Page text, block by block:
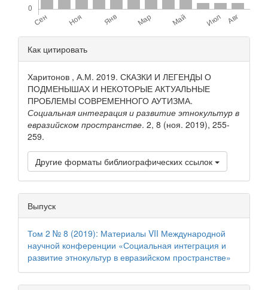
Детали
статьи
Как цитировать
Харитонов , А.М. 2019. СКАЗКИ И ЛЕГЕНДЫ О
ПОДМЕНЫШАХ И НЕКОТОРЫЕ АКТУАЛЬНЫЕ
ПРОБЛЕМЫ СОВРЕМЕННОГО АУТИЗМА.
Социальная интеграция и развитие этнокультур в
евразийском пространстве. 2, 8 (ноя. 2019), 255-
259.
Другие форматы библиографических ссылок
Выпуск
Том 2 № 8 (2019): Материалы VII Международной
научной конференции «Социальная интеграция и
развитие этнокультур в евразийском пространстве»